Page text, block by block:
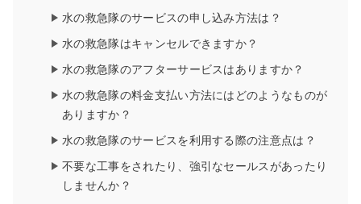
水の救急隊のサービスの申し込み方法は？
水の救急隊はキャンセルできますか？
水の救急隊のアフターサービスはありますか？
水の救急隊の料金支払い方法にはどのようなものが
ありますか？
水の救急隊のサービスを利用する際の注意点は？
不要な工事をされたり、強引なセールスがあったり
しませんか？